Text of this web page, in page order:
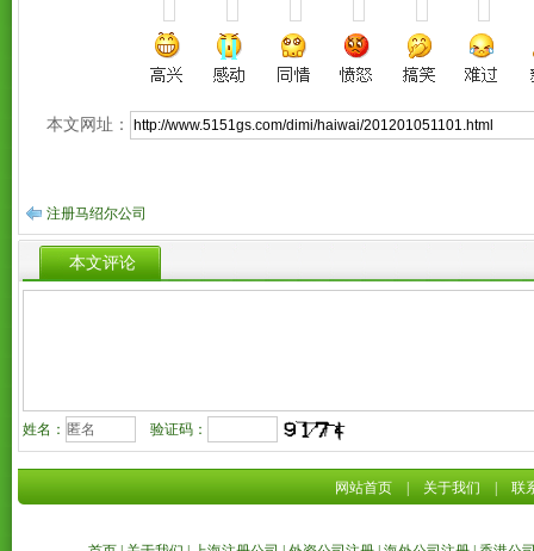
本文网址：
注册马绍尔公司
本文评论
姓名： 验证码：
网站首页 关于我们 联